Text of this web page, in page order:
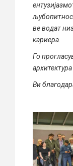
ве водат
кариера.
Го
Ви